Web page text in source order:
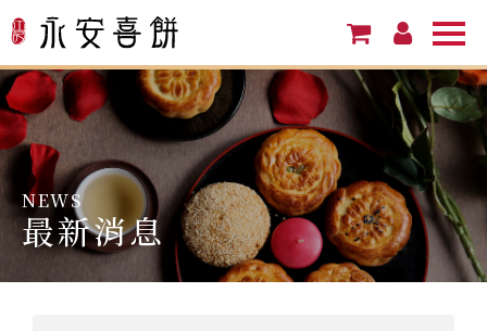
NEWS
最新消息